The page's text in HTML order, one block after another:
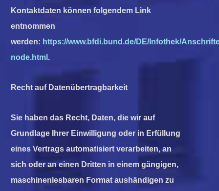
Kontaktdaten können folgendem Link
entnommen
werden: https://www.bfdi.bund.de/DE/Infothek/
node.html .
Recht auf Datenübertragbarkeit
Sie haben das Recht, Daten, die wir auf
Grundlage Ihrer Einwilligung oder in Erfüllung
eines Vertrags automatisiert verarbeiten, an
sich oder an einen Dritten in einem gängigen,
maschinenlesbaren Format aushändigen zu